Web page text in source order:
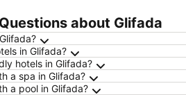
about Glifada
in Glifada?
hotels in Glifada?
a spa in Glifada?
a pool in Glifada?